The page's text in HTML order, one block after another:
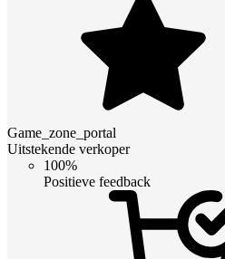
Game_zone_portal
Uitstekende verkoper
100%
Positieve feedback